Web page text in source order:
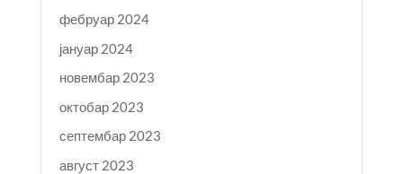
фебруар 2024
јануар 2024
новембар 2023
октобар 2023
септембар 2023
август 2023